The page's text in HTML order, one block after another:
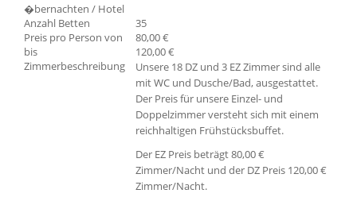
�bernachten / Hotel
Anzahl Betten
35
Preis pro Person von
80,00 €
bis
120,00 €
Zimmerbeschreibung
Unsere 18 DZ und 3 EZ Zimmer sind alle
mit WC und Dusche/Bad, ausgestattet.
Der Preis für unsere Einzel- und
Doppelzimmer versteht sich mit einem
reichhaltigen Frühstücksbuffet.
Der EZ Preis beträgt 80,00 €
Zimmer/Nacht und der DZ Preis 120,00 €
Zimmer/Nacht.